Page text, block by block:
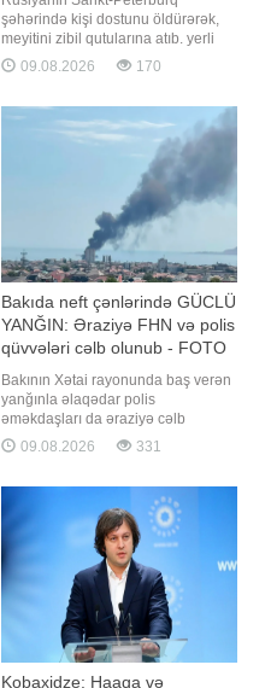
şəhərində kişi dostunu öldürərək,
meyitini zibil qutularına atıb. yerli
mediaya istinadla bildirir ki, hadisə
Lunaçarski prospektində yerləşən
sonra meyiti hissələrə ayıraraq
qalıqları zibil konteynerlərinə atıb
09.08.2026 170
Bakıda neft çənlərində GÜCLÜ
YANĞIN: Əraziyə FHN və polis
qüvvələri cəlb olunub - FOTO
Bakının Xətai rayonunda baş verən
yanğınla əlaqədar polis
əməkdaşları da əraziyə cəlb
olunublar. -ın əldə etdiyi məlumata
görə, hadisə yerində
qüvvələrinin maneəsiz fəaliyyətinin
təmin olunması məqsədilə polis
tərəfindən zəruri operativ tədbirlər
görülüb. 16:26. Bakının Xəta
09.08.2026 331
Kobaxidze: Haaqa və